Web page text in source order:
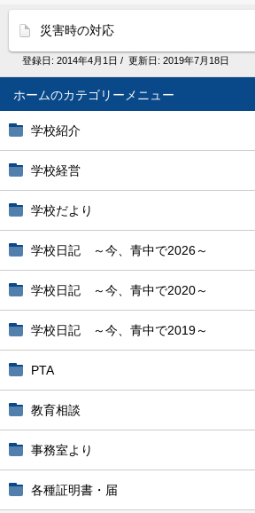
ホーム
学校紹介
学校経営
学校だより
学校日記 ～今、青中で2026～
学校日記 ～今、青中で2020～
学校日記 ～今、青中で2019～
PTA
教育相談
事務室より
各種証明書・届
災害時の対応
登録日: 2014年4月1日 / 更新日: 2019年7月18日